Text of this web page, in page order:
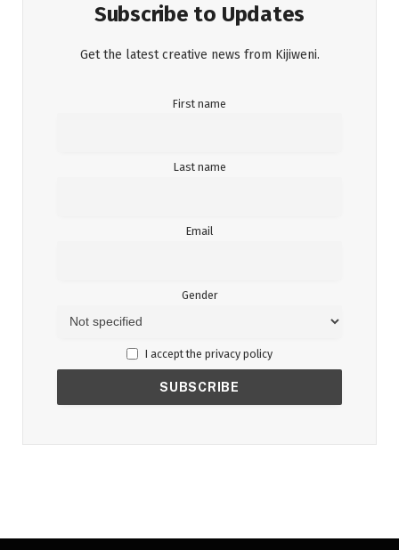
Subscribe to Updates
Get the latest creative news from Kijiweni.
First name
Last name
Email
Gender
I accept the privacy policy